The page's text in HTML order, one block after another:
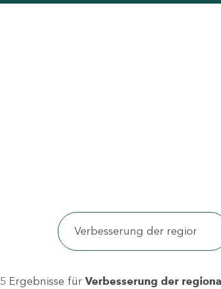
5 Ergebnisse für Verbesserung der